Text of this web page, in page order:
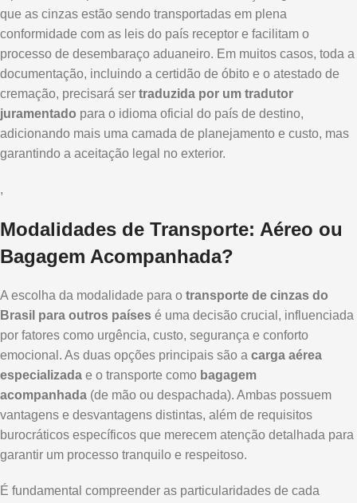
que as cinzas estão sendo transportadas em plena
conformidade com as leis do país receptor e facilitam o
processo de desembaraço aduaneiro. Em muitos casos, toda a
documentação, incluindo a certidão de óbito e o atestado de
cremação, precisará ser traduzida por um tradutor
juramentado para o idioma oficial do país de destino,
adicionando mais uma camada de planejamento e custo, mas
garantindo a aceitação legal no exterior.
,
Modalidades de Transporte: Aéreo ou
Bagagem Acompanhada?
A escolha da modalidade para o transporte de cinzas do
Brasil para outros países é uma decisão crucial, influenciada
por fatores como urgência, custo, segurança e conforto
emocional. As duas opções principais são a carga aérea
especializada e o transporte como bagagem
acompanhada (de mão ou despachada). Ambas possuem
vantagens e desvantagens distintas, além de requisitos
burocráticos específicos que merecem atenção detalhada para
garantir um processo tranquilo e respeitoso.
É fundamental compreender as particularidades de cada